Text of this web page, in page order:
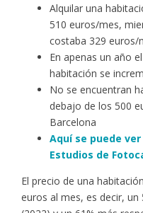
Alquilar una
510 euros/mes,
costaba 329 euros/
En apenas un año
habitación se
No se encuentran
debajo de los 500
Barcelona
Aquí se puede
Estudios de
El precio de una
euros al mes, es decir,